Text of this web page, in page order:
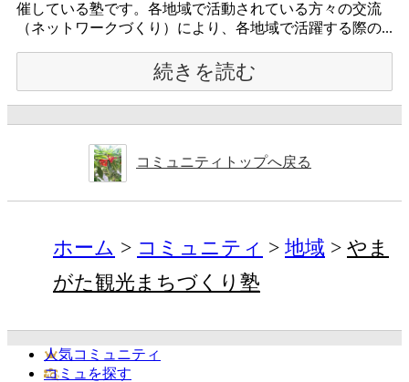
催している塾です。各地域で活動されている方々の交流
（ネットワークづくり）により、各地域で活躍する際の...
続きを読む
コミュニティトップへ戻る
ホーム コミュニティ 地域
やま
がた観光まちづくり塾
人気コミュニティ
コミュを探す